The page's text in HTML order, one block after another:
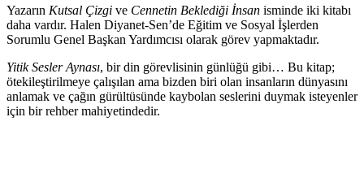
Yazarın Kutsal Çizgi ve Cennetin Beklediği İnsan isminde iki kitabı
daha vardır. Halen Diyanet-Sen’de Eğitim ve Sosyal İşlerden
Sorumlu Genel Başkan Yardımcısı olarak görev yapmaktadır.
Yitik Sesler Aynası, bir din görevlisinin günlüğü gibi… Bu kitap;
ötekileştirilmeye çalışılan ama bizden biri olan insanların dünyasını
anlamak ve çağın gürültüsünde kaybolan seslerini duymak isteyenler
için bir rehber mahiyetindedir.